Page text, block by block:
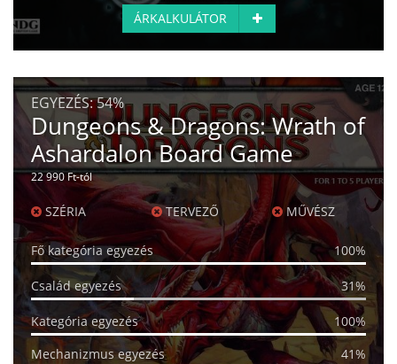
ÁRKALKULÁTOR
EGYEZÉS:54%
Dungeons & Dragons: Wrath of
Ashardalon Board Game
22 990 Ft-tól
SZÉRIA TERVEZŐ MŰVÉSZ
Fő kategória egyezés 100%
Család egyezés 31%
Kategória egyezés
100%
Mechanizmus egyezés
41%